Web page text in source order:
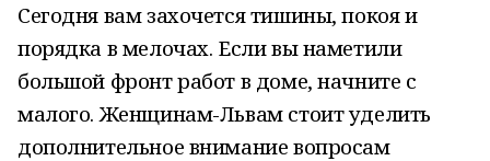
Сегодня вам захочется тишины, покоя и
порядка в мелочах. Если вы наметили
большой фронт работ в доме, начните с
малого. Женщинам-Львам стоит уделить
дополнительное внимание вопросам